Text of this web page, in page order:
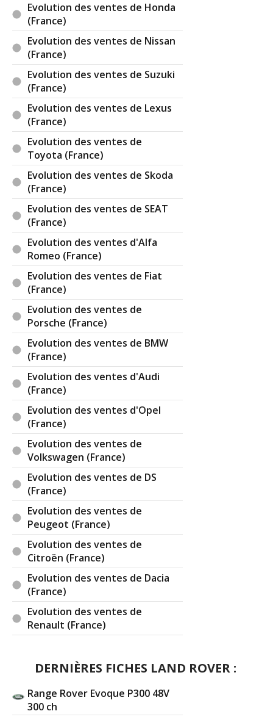
Evolution des ventes de Honda
(France)
Evolution des ventes de Nissan
(France)
Evolution des ventes de Suzuki
(France)
Evolution des ventes de Lexus
(France)
Evolution des ventes de
Toyota (France)
Evolution des ventes de Skoda
(France)
Evolution des ventes de SEAT
(France)
Evolution des ventes d'Alfa
Romeo (France)
Evolution des ventes de Fiat
(France)
Evolution des ventes de
Porsche (France)
Evolution des ventes de BMW
(France)
Evolution des ventes d'Audi
(France)
Evolution des ventes d'Opel
(France)
Evolution des ventes de
Volkswagen (France)
Evolution des ventes de DS
(France)
Evolution des ventes de
Peugeot (France)
Evolution des ventes de
Citroën (France)
Evolution des ventes de Dacia
(France)
Evolution des ventes de
Renault (France)
DERNIÈRES FICHES LAND ROVER :
Range Rover Evoque P300 48V
300 ch